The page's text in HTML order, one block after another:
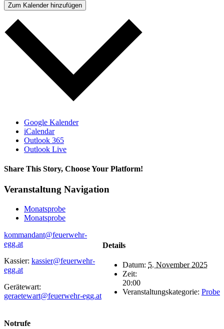
Zum Kalender hinzufügen
Google Kalender
iCalendar
Outlook 365
Outlook Live
Share This Story, Choose Your Platform!
Facebook
WhatsApp
Email
Veranstaltung Navigation
Monatsprobe
Monatsprobe
Details
Datum: 5. November 2025
Zeit:
20:00
Veranstaltungskategorie: Probe
kommandant@feuerwehr-
egg.at
Kassier: kassier@feuerwehr-
egg.at
Gerätewart:
geraetewart@feuerwehr-egg.at
Notrufe